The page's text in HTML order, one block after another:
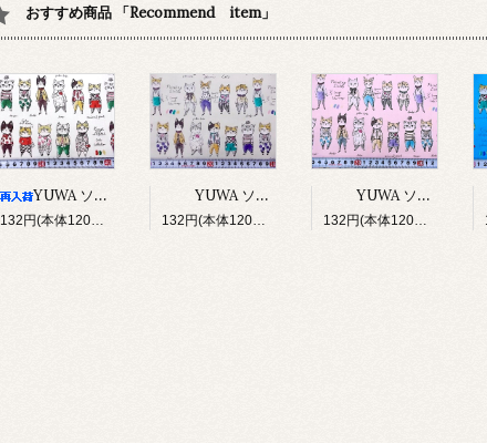
おすすめ商品 「Recommend item」
YUWA ソバカスキッズ Rough sketch（アイボリー）
132円(本体120円、税12円)
YUWA ソバカスキッズ Rough sketch（ライトグレージュ）
132円(本体120円、税12円)
YUWA ソバカスキッズ Rough sketch（ライトピンク）
132円(本体120円、税12円)